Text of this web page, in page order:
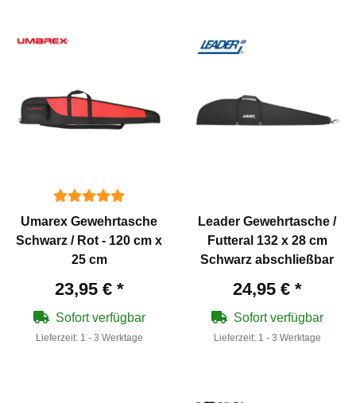
Umarex Gewehrtasche
Schwarz / Rot - 120 cm x
25 cm
23,95 € *
Sofort verfügbar
Lieferzeit: 1 - 3 Werktage
Leader Gewehrtasche /
Futteral 132 x 28 cm
Schwarz abschließbar
24,95 € *
Sofort verfügbar
Lieferzeit: 1 - 3 Werktage